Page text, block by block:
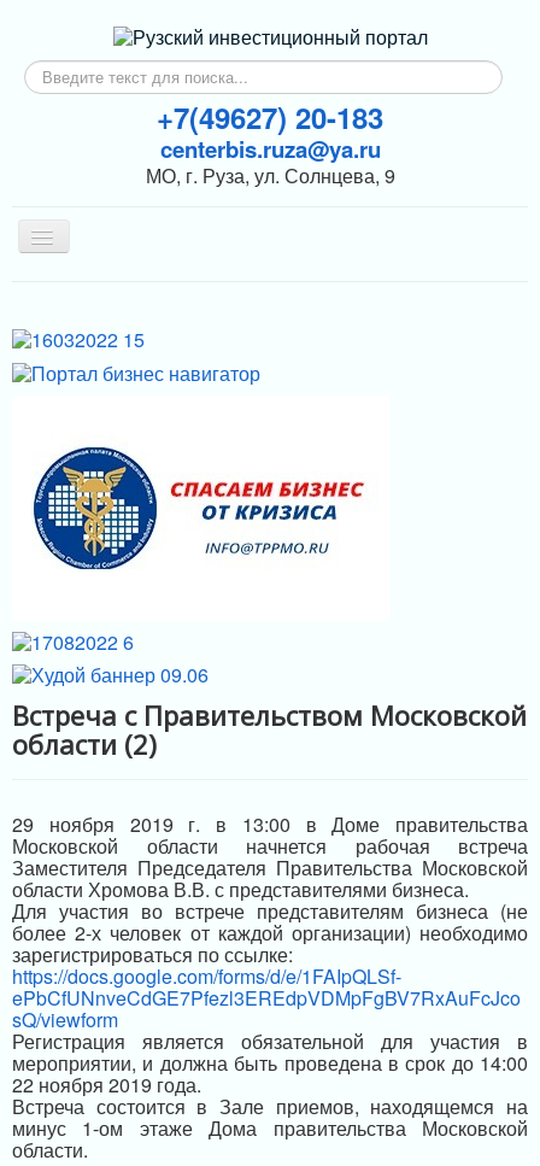
Искать...
+7(49627) 20-183
centerbis.ruza@ya.ru
МО, г. Руза, ул. Солнцева, 9
Включить/
выключить
ГЛАВНАЯ
НОВОСТИ
ПОДДЕРЖКА БИЗНЕСА
МЕРЫ ПОДДЕРЖКИ
ИНФРАСТРУКТУРА ПОДДЕРЖКИ
Встреча с Правительством Московской
области (2)
29 ноября 2019 г. в 13:00 в Доме правительства
Московской области начнется рабочая встреча
Заместителя Председателя Правительства Московской
области Хромова В.В. с представителями бизнеса.
Для участия во встрече представителям бизнеса (не
более 2-х человек от каждой организации) необходимо
зарегистрироваться по ссылке:
https://docs.google.com/forms/d/e/1FAIpQLSf-
ePbCfUNnveCdGE7Pfezl3EREdpVDMpFgBV7RxAuFcJco
sQ/viewform
Регистрация является обязательной для участия в
мероприятии, и должна быть проведена в срок до 14:00
22 ноября 2019 года.
Встреча состоится в Зале приемов, находящемся на
минус 1-ом этаже Дома правительства Московской
области.